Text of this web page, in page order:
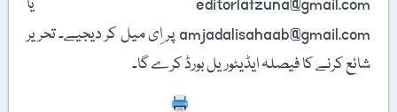
amjadalisahaab@gmail.com پر اِی میل کر دیجیے۔ تحریر
شائع کرنے کا فیصلہ ایڈیٹوریل بورڈ کرے گا۔